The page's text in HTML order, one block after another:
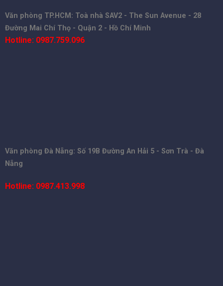
Văn phòng TP.HCM: Toà nhà SAV2 - The Sun Avenue - 28
Đường Mai Chí Thọ - Quận 2 - Hồ Chí Minh
Hotline: 0987.759.096
Văn phòng Đà Nẵng: Số 19B Đường An Hải 5 - Sơn Trà - Đà
Nẵng
Hotline: 0987.413.998